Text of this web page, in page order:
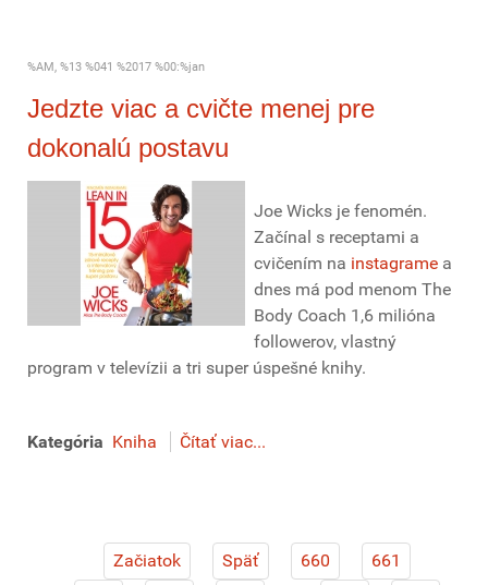
%AM, %13 %041 %2017 %00:%jan
Jedzte viac a cvičte menej pre
dokonalú postavu
Joe Wicks je fenomén.
Začínal s receptami a
cvičením na instagrame a
dnes má pod menom The
Body Coach 1,6 milióna
followerov, vlastný
program v televízii a tri super úspešné knihy.
Kategória Kniha Čítať viac...
Začiatok Späť 660
661